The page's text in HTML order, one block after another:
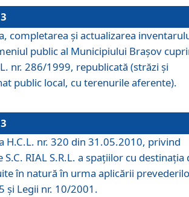
completarea şi actualizarea
public al Municipiului Braşov
nr. 286/1999, republicată (străzi şi
public local, cu terenurile aferente).
H.C.L. nr. 320 din 31.05.2010, privind
RIAL S.R.L. a spaţiilor cu destinaţia
în natură în urma aplicării
şi Legii nr. 10/2001.